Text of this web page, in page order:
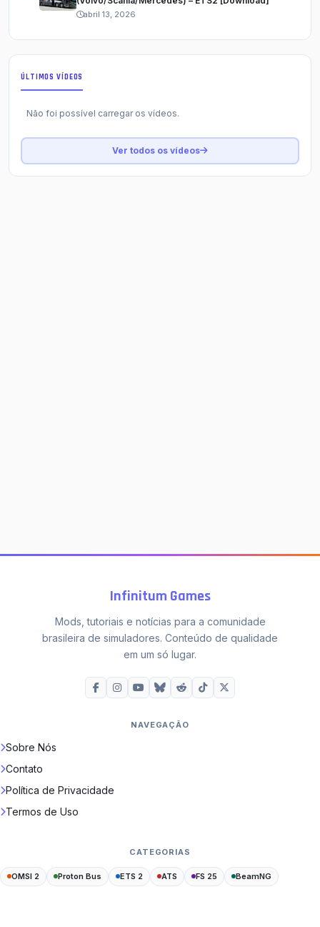
abril 13, 2026
ÚLTIMOS VÍDEOS
Não foi possível carregar os vídeos.
Ver todos os vídeos
Infinitum Games
Mods, tutoriais e notícias para a comunidade
brasileira de simuladores. Conteúdo de qualidade
em um só lugar.
NAVEGAÇÃO
Sobre Nós
Contato
Política de Privacidade
Termos de Uso
CATEGORIAS
OMSI 2 Proton Bus ETS 2 ATS FS 25 BeamNG